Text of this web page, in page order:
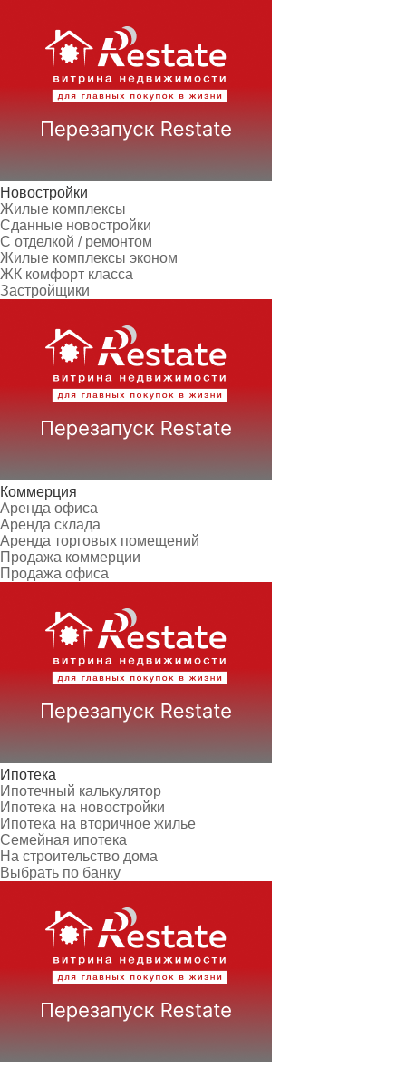
Новостройки
Жилые комплексы
Сданные новостройки
С отделкой / ремонтом
Жилые комплексы эконом
ЖК комфорт класса
Застройщики
Коммерция
Аренда офиса
Аренда склада
Аренда торговых помещений
Продажа коммерции
Продажа офиса
Ипотека
Ипотечный калькулятор
Ипотека на новостройки
Ипотека на вторичное жилье
Семейная ипотека
На строительство дома
Выбрать по банку